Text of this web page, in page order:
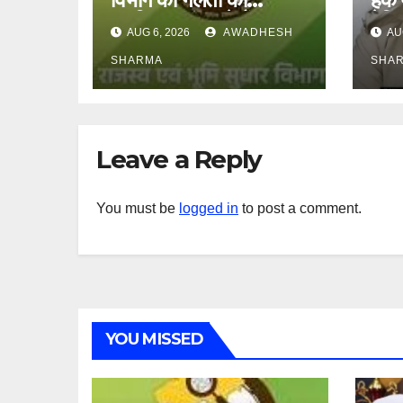
दुष्परिणाम भुगत रहे हैं
आमजन, पदाधिकारी और
अन्य हैं मौन
AUG 6, 2026 AWADHESH
SHARMA
मिला
Leave a Reply
You must be logged in to post a comment.
YOU MISSED